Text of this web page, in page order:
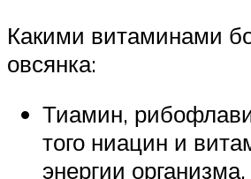
Какими витаминами
овсянка:
Тиамин,
того ниацин и
энергии